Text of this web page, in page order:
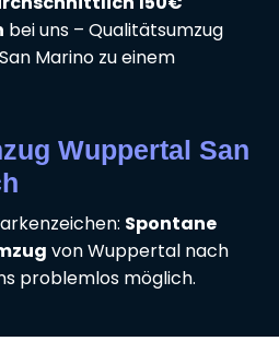
bei uns – Qualitätsumzug
Marino zu einem
Wuppertal San
Spontane
von Wuppertal nach
problemlos möglich.